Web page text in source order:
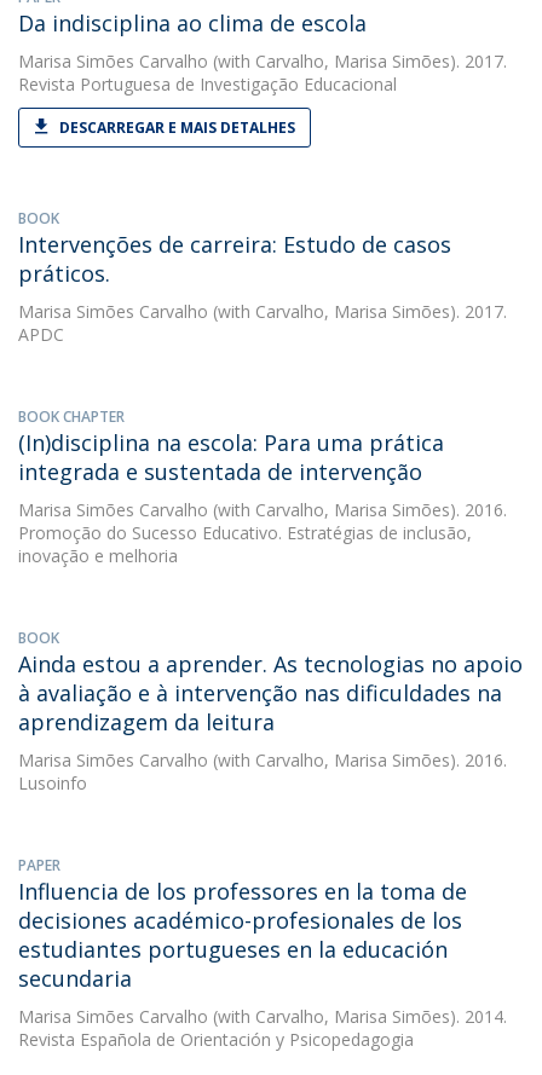
Da indisciplina ao clima de escola
Marisa Simões Carvalho (with Carvalho, Marisa Simões). 2017.
Revista Portuguesa de Investigação Educacional
DESCARREGAR E MAIS DETALHES
BOOK
Intervenções de carreira: Estudo de casos
práticos.
Marisa Simões Carvalho (with Carvalho, Marisa Simões). 2017.
APDC
BOOK CHAPTER
(In)disciplina na escola: Para uma prática
integrada e sustentada de intervenção
Marisa Simões Carvalho (with Carvalho, Marisa Simões). 2016.
Promoção do Sucesso Educativo. Estratégias de inclusão,
inovação e melhoria
BOOK
Ainda estou a aprender. As tecnologias no apoio
à avaliação e à intervenção nas dificuldades na
aprendizagem da leitura
Marisa Simões Carvalho (with Carvalho, Marisa Simões). 2016.
Lusoinfo
PAPER
Influencia de los professores en la toma de
decisiones académico-profesionales de los
estudiantes portugueses en la educación
secundaria
Marisa Simões Carvalho (with Carvalho, Marisa Simões). 2014.
Revista Española de Orientación y Psicopedagogia